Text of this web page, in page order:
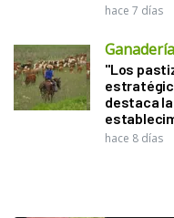
hace 7 días
Ganadería
"Los
destaca
hace 8 días